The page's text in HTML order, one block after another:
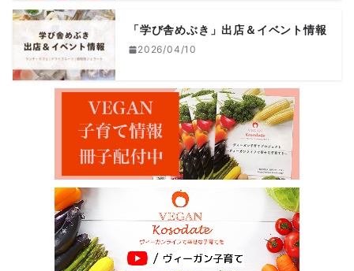
「学び舎めぶき」出店＆イベント情報
2026/04/10